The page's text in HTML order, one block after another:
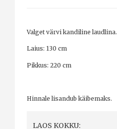
Valget värvi kandiline laudlina.
Laius: 130 cm
Pikkus: 220 cm
Hinnale lisandub käibemaks.
LAOS KOKKU: